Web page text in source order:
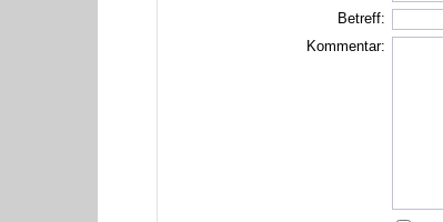
Betreff:
Kommentar: